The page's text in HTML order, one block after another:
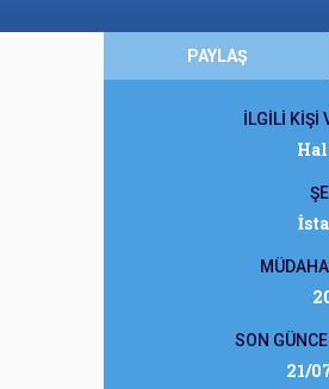
PAYLAŞ
İLGİLİ KİŞİ
SON
21/